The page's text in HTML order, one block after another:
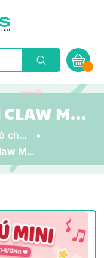
MÁY GẮP THÚ MINI CLAW MACHINE CHO BÉ KÈM NHẠC VÀ ĐÈN – ĐỒ CHƠI GẮP THÚ CÓ KẸO GASHAPON, USB SẠC, NHIỀU MẪU CUTE
Khác - Đồ chơi vận động & Ngoài trời
Máy Gắp Thú Mini Claw Machine Cho Bé Kèm Nhạc Và Đèn – Đồ Chơi Gắp Thú Có Kẹo Gashapon, USB Sạc, Nhiều Mẫu Cute